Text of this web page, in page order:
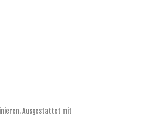
Ausgestattet mit